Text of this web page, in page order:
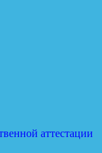
аттестации